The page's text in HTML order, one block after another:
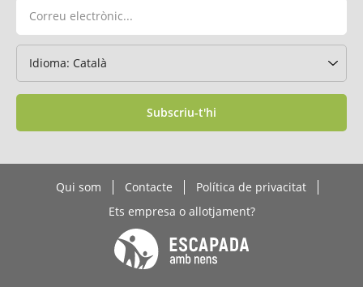
Subscriu-t'hi
Qui som Contacte
Política de privacitat
Ets empresa o allotjament?